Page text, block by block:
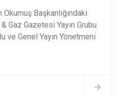
Okumuş Başkanlığındaki
Gaz Gazetesi Yayın Grubu
ve Genel Yayın Yönetmeni